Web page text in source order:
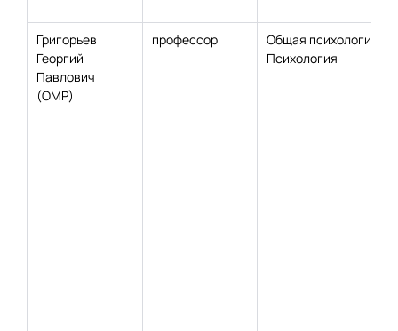
Григорьев
Георгий
Павлович
(ОМР)
профессор
Общая психология;
Психология